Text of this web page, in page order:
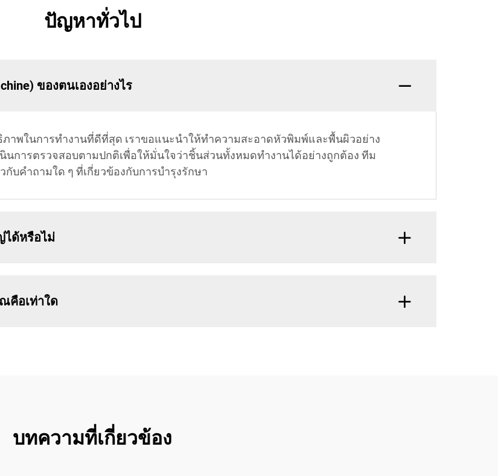
ปัญหาทั่วไป
ของตนเองอย่างไร
าพในการทำงานที่ดีที่สุด เราขอแนะนำให้ทำความสะอาดหัวพิมพ์และพื้นผิวอย่าง
นการตรวจสอบตามปกติเพื่อให้มั่นใจว่าชิ้นส่วนทั้งหมดทำงานได้อย่างถูกต้อง ทีม
บคำถามใด ๆ ที่เกี่ยวข้องกับการบำรุงรักษา
ได้หรือไม่
คือเท่าใด
บทความที่เกี่ยวข้อง